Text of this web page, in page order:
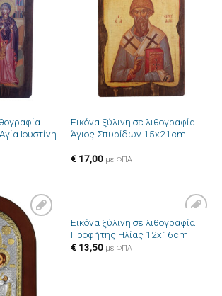
στην λίστα
επιθυμιών
Ιουστίνη
στην λίστα
επιθυμιών
Εικόνα ξύλινη σε λιθογραφία
Άγιος Σπυρίδων 15x21cm
€17,00 με ΦΠΑ
Πρόσθήκη
στην λίστα
επιθυμιών
Πρόσθήκη
στην λίστα
Εικόνα ξύλινη σε λιθογραφία
Προφήτης Ηλίας 12x16cm
€13,50 με ΦΠΑ